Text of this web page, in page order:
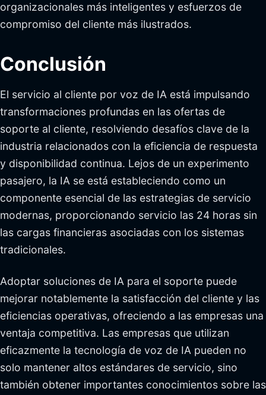
organizacionales más inteligentes y esfuerzos de
compromiso del cliente más ilustrados.
Conclusión
El servicio al cliente por voz de IA está impulsando
transformaciones profundas en las ofertas de
soporte al cliente, resolviendo desafíos clave de la
industria relacionados con la eficiencia de respuesta
y disponibilidad continua. Lejos de un experimento
pasajero, la IA se está estableciendo como un
componente esencial de las estrategias de servicio
modernas, proporcionando servicio las 24 horas sin
las cargas financieras asociadas con los sistemas
tradicionales.
Adoptar soluciones de IA para el soporte puede
mejorar notablemente la satisfacción del cliente y las
eficiencias operativas, ofreciendo a las empresas una
ventaja competitiva. Las empresas que utilizan
eficazmente la tecnología de voz de IA pueden no
solo mantener altos estándares de servicio, sino
también obtener importantes conocimientos sobre las